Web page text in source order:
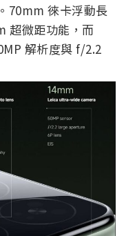
70mm 徠卡浮動長
超微距功能，而
解析度與 f/2.2